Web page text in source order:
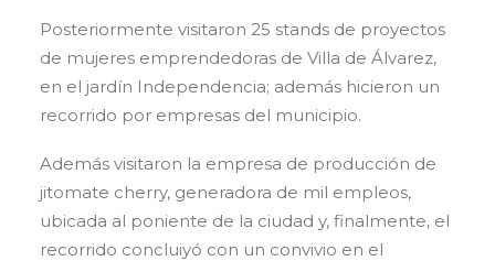
Posteriormente visitaron 25 stands de proyectos
de mujeres emprendedoras de Villa de Álvarez,
en el jardín Independencia; además hicieron un
recorrido por empresas del municipio.
Además visitaron la empresa de producción de
jitomate cherry, generadora de mil empleos,
ubicada al poniente de la ciudad y, finalmente, el
recorrido concluiyó con un convivio en el